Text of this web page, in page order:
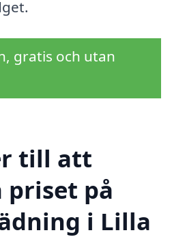
gratis och utan
till att
priset på
i Lilla